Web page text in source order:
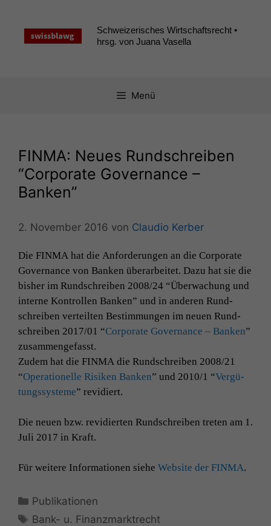
springen
Schweizerisches Wirtschaftsrecht •
hrsg. von Juana Vasella
Menü
FINMA: Neues Rundschreiben
“Corporate Governance –
Banken”
2. November 2016 von Claudio Kerber
Die FINMA hat die Anforderun­gen an die Cor­po­rate
Gov­er­nance von Banken über­ar­beit­et. Dazu hat sie die
bish­er im Rund­schreiben 2008/24 “Überwachung und
interne Kon­trollen Banken” und in anderen Rund­
schreiben verteil­ten Bes­tim­mungen im neuen Rund­
schreiben 2017/01 “Cor­po­rate Gov­er­nance – Banken”
zusam­menge­fasst.
Zudem hat die FINMA die Rund­schreiben 2008/21
“Oper­a­tionelle Risiken Banken” und 2010/1 “Vergü­
tungssys­teme” rev­i­diert.
Die neuen bzw. rev­i­dierten Rund­schreiben treten am 1.
Juli 2017 in Kraft.
Für weit­ere Infor­ma­tio­nen siehe Web­site der FINMA.
Kategorien
Publikationen
Schlagwörter
Bank- u. Finanzmarktrecht